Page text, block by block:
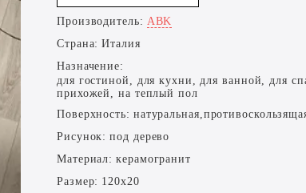
Производитель: ABK
Страна: Италия
Назначение:
для гостиной, для кухни, для ванной, для
прихожей, на теплый пол
Поверхность:
Рисунок: под дерево
Материал: керамогранит
Размер: 120x20